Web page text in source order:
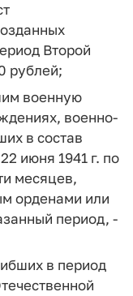
Второй
рублей;
военную
военно-
в состав
июня 1941 г. по
месяцев,
орденами или
период, -
в период